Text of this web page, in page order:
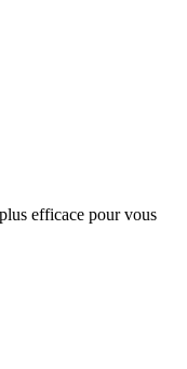
efficace pour vous